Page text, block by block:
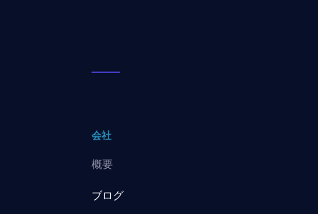
会社
概要
ブログ